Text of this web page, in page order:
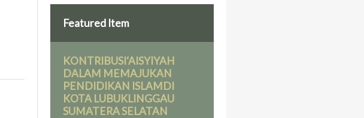
Featured Item
KONTRIBUSI‘AISYIYAH
DALAM MEMAJUKAN
PENDIDIKAN ISLAMDI
KOTA LUBUKLINGGAU
SUMATERA SELATAN